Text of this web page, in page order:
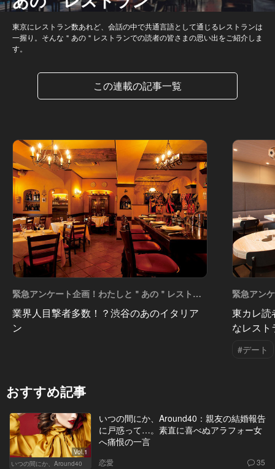
東京にレストラン数あれど、会話の中で共通言語として通じるレストランは
一握り。そんな＂あの＂レストランでの読者の皆さまの思い出をご紹介しま
す。
この連載の記事一覧
緊急アンケート企画！わたしと＂あの＂レストラ
ン Vol.6
業界人目撃者多数！？渋谷のあのイタリア
ン
緊急アン
ン Vol.5
東カレ読
なレスト
#デート
おすすめ記事
Vol.1
いつの間にか、Around40
いつの間にか、Around40：親友の結婚報告
に戸惑って…。素直に喜べぬアラフォー女
へ痛恨の一言
恋愛 35